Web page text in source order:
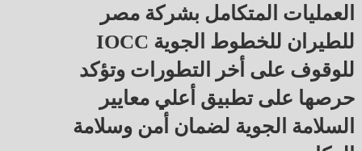
العمليات المتكامل بشركة مصر
للطيران للخطوط الجوية IOCC
للوقوف على أخر التطورات وتؤكد
حرصها على تطبيق أعلي معايير
السلامة الجوية لضمان أمن وسلامة